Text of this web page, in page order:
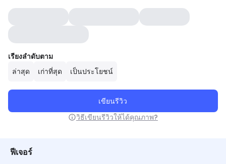
เรียงลำดับตาม
ล่าสุด
เก่าที่สุด เป็นประโยชน์
เขียนรีวิว
วิธีเขียนรีวิวให้ได้คุณภาพ?
ฟีเจอร์